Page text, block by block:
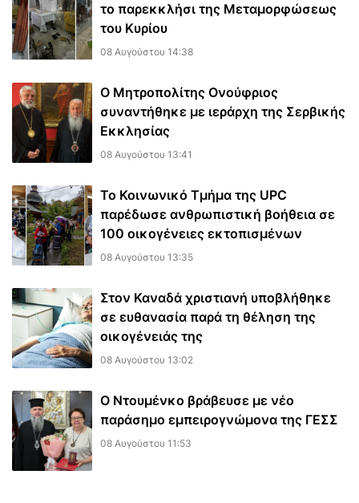
το παρεκκλήσι της Μεταμορφώσεως
του Κυρίου
08 Αυγούστου 14:38
Ο Μητροπολίτης Ονούφριος
συναντήθηκε με ιεράρχη της Σερβικής
Εκκλησίας
08 Αυγούστου 13:41
Το Κοινωνικό Τμήμα της UPC
παρέδωσε ανθρωπιστική βοήθεια σε
100 οικογένειες εκτοπισμένων
08 Αυγούστου 13:35
Στον Καναδά χριστιανή υποβλήθηκε
σε ευθανασία παρά τη θέληση της
οικογένειάς της
08 Αυγούστου 13:02
Ο Ντουμένκο βράβευσε με νέο
παράσημο εμπειρογνώμονα της ΓΕΣΣ
08 Αυγούστου 11:53